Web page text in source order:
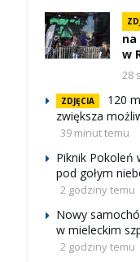
na
w
28
ZDJĘCIA
120
zwiększa
39 minut temu
Piknik Pokoleń
pod gołym
2 godziny temu
Nowy
w mieleckim
2 godziny temu